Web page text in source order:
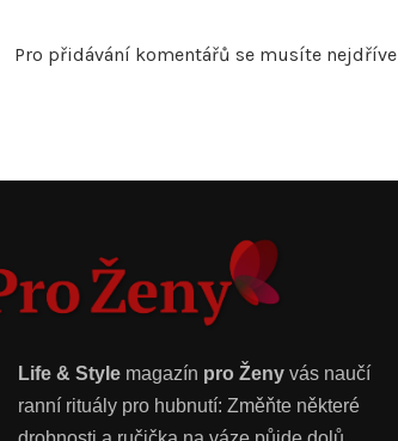
Pro přidávání komentářů se musíte nejdříve
Life & Style magazín pro Ženy vás naučí
ranní rituály pro hubnutí: Změňte některé